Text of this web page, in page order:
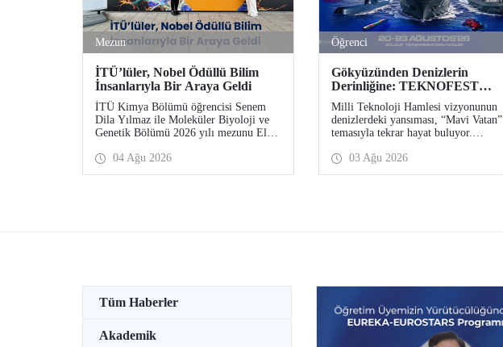
Mezun
İTÜ’lüler, Nobel Ödüllü Bilim
İnsanlarıyla Bir Araya Geldi
İTÜ Kimya Bölümü öğrencisi Senem
Dila Yılmaz ile Moleküler Biyoloji ve
Genetik Bölümü 2026 yılı mezunu Elif
Bilimsel Etkinliklere Katılım Desteği
kapsamında 75’inci Lindau Nobel
04 Ağu 2026
Öğrenci
Gökyüzünden Denizlerin
Derinliğine: TEKNOFEST
Yeniden “Mavi Vatan”da!
Milli Teknoloji Hamlesi vizyonunun
denizlerdeki yansıması, “Mavi Vatan”
temasıyla tekrar hayat buluyor.
Ağustos tarihlerinde Gölcük Tersanesi
Komutanlığı’nda düzenlenecek
03 Ağu 2026
Tüm Haberler
Akademik